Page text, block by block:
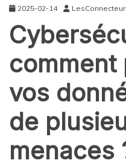
2025-02-14
comment
vos
de
menaces